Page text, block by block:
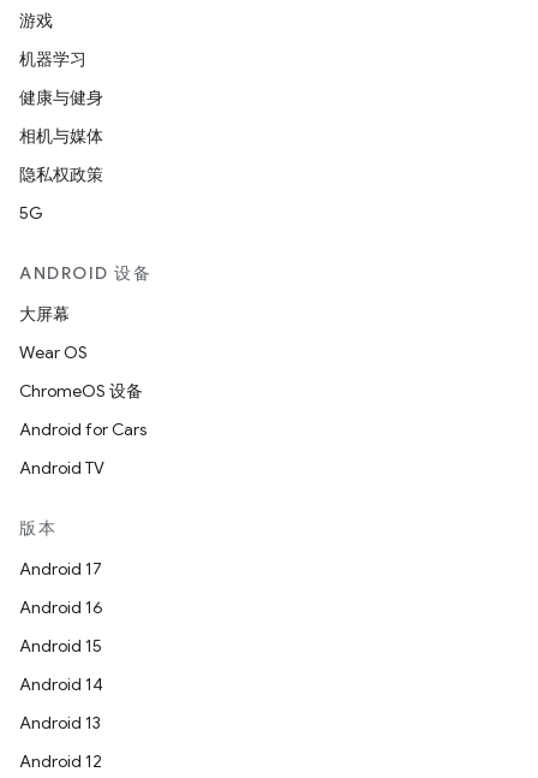
游戏
机器学习
健康与健身
相机与媒体
隐私权政策
5G
ANDROID 设备
大屏幕
Wear OS
ChromeOS 设备
Android for Cars
Android TV
版本
Android 17
Android 16
Android 15
Android 14
Android 13
Android 12